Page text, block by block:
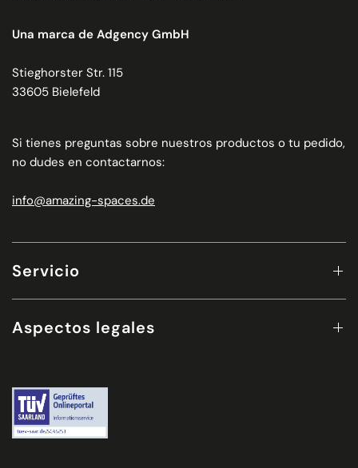
Una marca de Adgency GmbH
Stieghorster Str. 115
33605 Bielefeld
Si tienes preguntas sobre nuestros productos o tu pedido,
no dudes en contactarnos:
info@amazing-spaces.de
Servicio
Aspectos legales